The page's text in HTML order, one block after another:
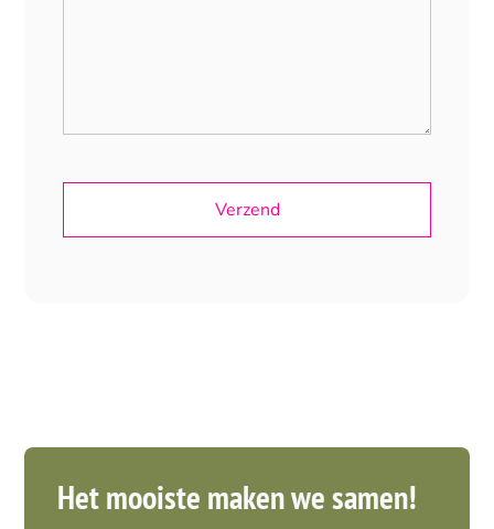
Het mooiste maken we samen!